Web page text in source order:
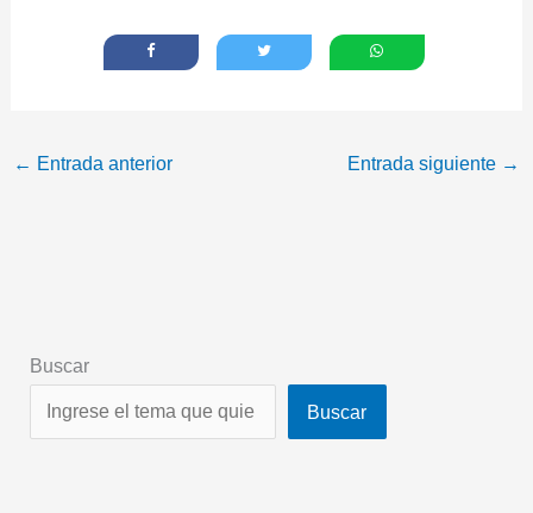
← Entrada anterior Entrada siguiente →
Buscar
Buscar